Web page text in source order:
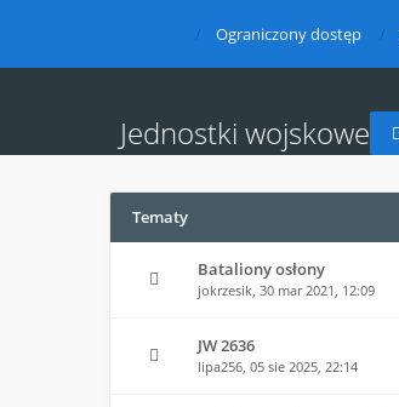
Ograniczony dostęp
Jednostki wojskowe
Tematy
Bataliony osłony
jokrzesik, 30 mar 2021, 12:09
JW 2636
lipa256, 05 sie 2025, 22:14